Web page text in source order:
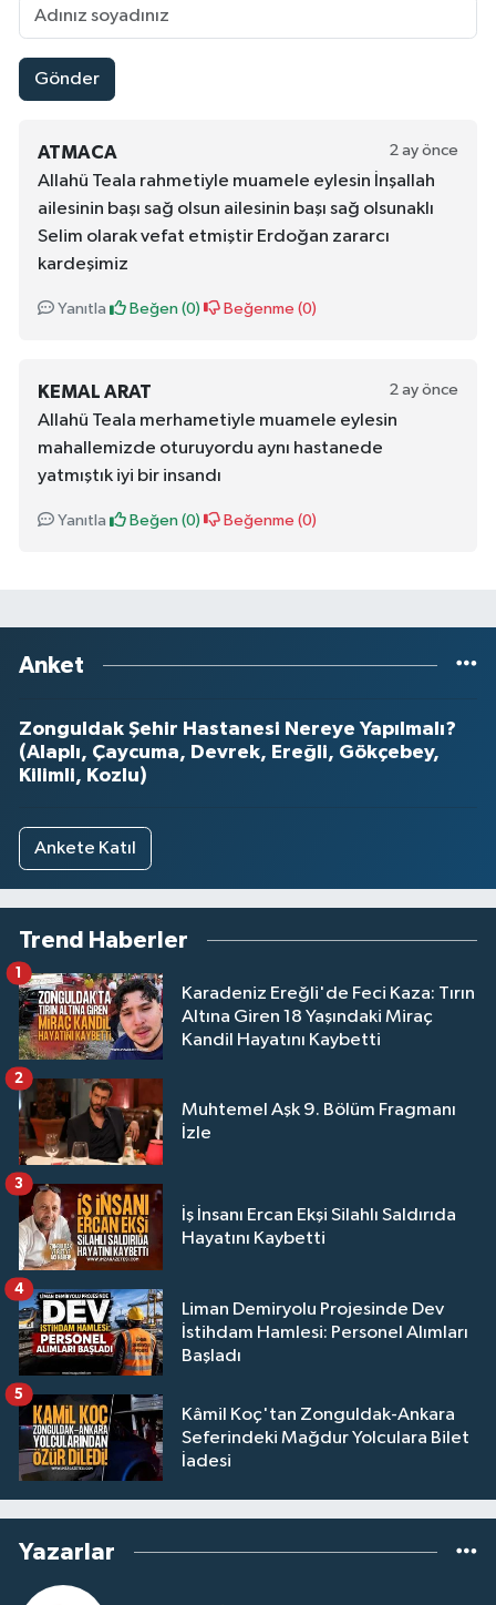
Gönder
ATMACA 2 ay önce
Allahü Teala rahmetiyle muamele eylesin İnşallah
ailesinin başı sağ olsun ailesinin başı sağ olsunaklı
Selim olarak vefat etmiştir Erdoğan zararcı
kardeşimiz
Yanıtla Beğen (0) Beğenme (0)
KEMAL ARAT 2 ay önce
Allahü Teala merhametiyle muamele eylesin
mahallemizde oturuyordu aynı hastanede
yatmıştık iyi bir insandı
Yanıtla Beğen (0) Beğenme (0)
Anket
Zonguldak Şehir Hastanesi Nereye Yapılmalı?
(Alaplı, Çaycuma, Devrek, Ereğli, Gökçebey,
Kilimli, Kozlu)
Ankete Katıl
Trend Haberler
Karadeniz Ereğli'de Feci Kaza: Tırın
Altına Giren 18 Yaşındaki Miraç
Kandil Hayatını Kaybetti
1
Muhtemel Aşk 9. Bölüm Fragmanı
İzle
2
İş İnsanı Ercan Ekşi Silahlı Saldırıda
Hayatını Kaybetti
3
Liman Demiryolu Projesinde Dev
İstihdam Hamlesi: Personel Alımları
Başladı
4
Kâmil Koç'tan Zonguldak-Ankara
Seferindeki Mağdur Yolculara Bilet
İadesi
5
Yazarlar